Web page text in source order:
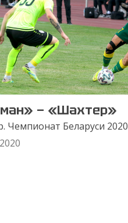
— «Шахтер»
Чемпионат Беларуси 2020